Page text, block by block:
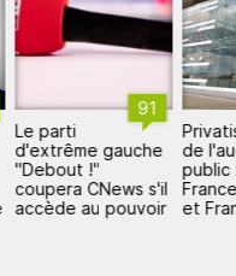
91
Le parti
d'extrême gauche
"Debout !"
coupera CNews s'il
accède au pouvoir
de
public
et